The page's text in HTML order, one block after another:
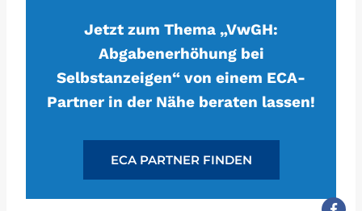
Jetzt zum Thema „VwGH:
Abgabenerhöhung bei
Selbstanzeigen“ von einem ECA-
Partner in der Nähe beraten lassen!
ECA PARTNER FINDEN